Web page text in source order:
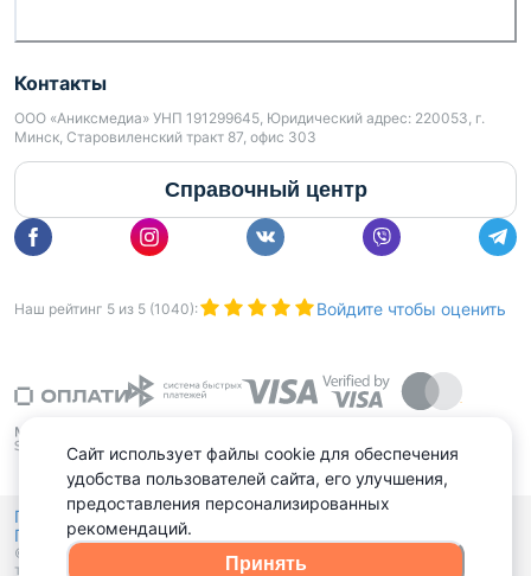
Контакты
ООО «Аниксмедиа» УНП 191299645, Юридический адрес: 220053, г.
Минск, Старовиленский тракт 87, офис 303
Справочный центр
Наш рейтинг 5 из 5 (1040): Войдите чтобы оценить
Политика конфиденциальности,
Политика обработки файлов куки и
© 2015 - 2026, Domovita.by. Копирование материалов допускается
только при наличии активной ссылки.
Сайт использует файлы cookie для обеспечения
удобства пользователей сайта, его улучшения,
предоставления персонализированных
рекомендаций.
Принять